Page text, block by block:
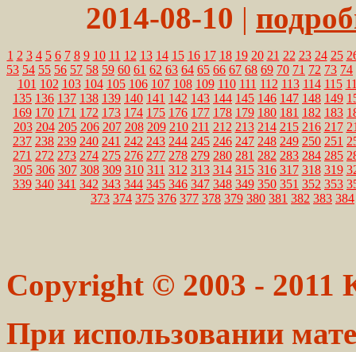
2014-08-10 |
1 2 3 4 5 6 7 8 9 10 11 12 13 14 15 16 17 18 19 20 21 22 23 24 25
53 54 55 56 57 58 59 60 61 62 63 64 65 66 67 68 69 70 71 72 73 74
101 102 103 104 105 106 107 108 109 110 111 112 113 114 115
135 136 137 138 139 140 141 142 143 144 145 146 147 148 149
169 170 171 172 173 174 175 176 177 178 179 180 181 182 183
203 204 205 206 207 208 209 210 211 212 213 214 215 216 217
237 238 239 240 241 242 243 244 245 246 247 248 249 250 251
271 272 273 274 275 276 277 278 279 280 281 282 283 284 285
305 306 307 308 309 310 311 312 313 314 315 316 317 318 319
339 340 341 342 343 344 345 346 347 348 349 350 351 352 353
373 374 375 376 377 378 379 380 381 382 383 384
Copyright © 2003 - 2011
При использовании